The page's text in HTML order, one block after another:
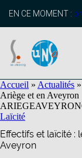
principal
EN CE MOMENT :
Accueil » Actualités »
Ariège et en Aveyron
ARIEGEAVEYRON
Laïcité
Effectifs et laïcité :
Aveyron